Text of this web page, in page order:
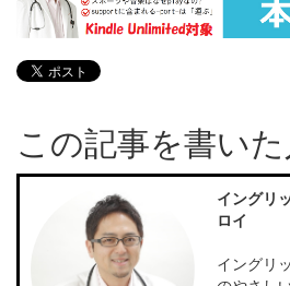
この記事を書いた
イングリ
ロイ
イングリ